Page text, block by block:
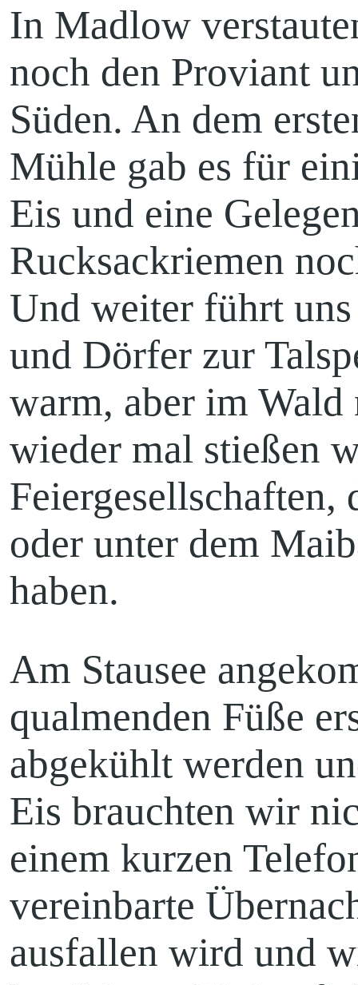
Kirche
Groß Gaglow
Hänchen
Kita
Pfadfinden
In Madlow
noch den Proviant
Süden. An dem
Mühle gab es für
Eis und eine
Rucksackriemen
Und weiter führt
und Dörfer zur
warm, aber im
wieder mal stießen
Feiergesellschaften,
oder unter dem
haben.
Am Stausee
qualmenden Füße
abgekühlt werden
Eis brauchten wir
einem kurzen
vereinbarte
ausfallen wird und